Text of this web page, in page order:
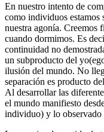
En nuestro intento de
como individuos estamos
nuestra agonía. Creemos
cuando dormimos. Es
continuidad no
un subproducto del
ilusión del mundo. No
separación es producto
Al desarrollar las
el mundo manifiesto
individuo) y lo